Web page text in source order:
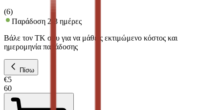
(6)
Παράδοση 2-3 ημέρες
Βάλε τον ΤΚ σου για να μάθεις εκτιμώμενο κόστος και
ημερομηνία παράδοσης
Πίσω
€5
60